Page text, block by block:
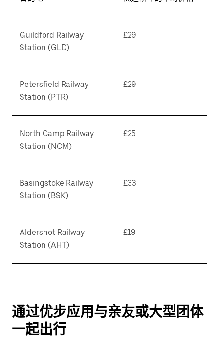
Guildford Railway
Station (GLD)
£29
Petersfield Railway
Station (PTR)
£29
North Camp Railway
Station (NCM)
£25
Basingstoke Railway
Station (BSK)
£33
Aldershot Railway
Station (AHT)
£19
通过优步应用与亲友或大型团体
一起出行